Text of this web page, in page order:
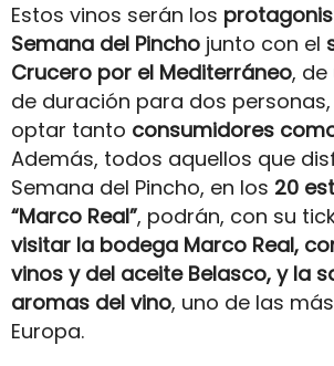
Estos vinos serán los
Semana del Pincho junto con el
Crucero por el Mediterráneo,
de duración para dos
optar tanto consumidores
Además, todos aquellos que
Semana del Pincho, en los 20
“Marco Real”, podrán, con su
visitar la bodega Marco Real,
vinos y del aceite Belasco, y la
aromas del vino, uno de las
Europa.